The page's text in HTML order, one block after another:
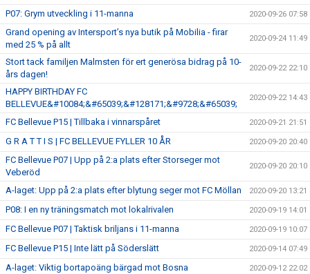
P07: Grym utveckling i 11-manna 2020-09-26 07:58
Grand opening av Intersport’s nya butik på Mobilia - firar
med 25 % på allt
2020-09-24 11:49
Stort tack familjen Malmsten för ert generösa bidrag på 10-
års dagen!
2020-09-22 22:10
HAPPY BIRTHDAY FC
BELLEVUE&#10084;&#65039;&#128171;&#9728;&#65039;
2020-09-22 14:43
FC Bellevue P15 | Tillbaka i vinnarspåret 2020-09-21 21:51
G R A T T I S | FC BELLEVUE FYLLER 10 ÅR 2020-09-20 20:40
FC Bellevue P07 | Upp på 2:a plats efter Storseger mot
Veberöd
2020-09-20 20:10
A-laget: Upp på 2:a plats efter blytung seger mot FC Möllan 2020-09-20 13:21
P08: I en ny träningsmatch mot lokalrivalen 2020-09-19 14:01
FC Bellevue P07 | Taktisk briljans i 11-manna 2020-09-19 10:07
FC Bellevue P15 | Inte lätt på Söderslätt 2020-09-14 07:49
A-laget: Viktig bortapoäng bärgad mot Bosna 2020-09-12 22:02